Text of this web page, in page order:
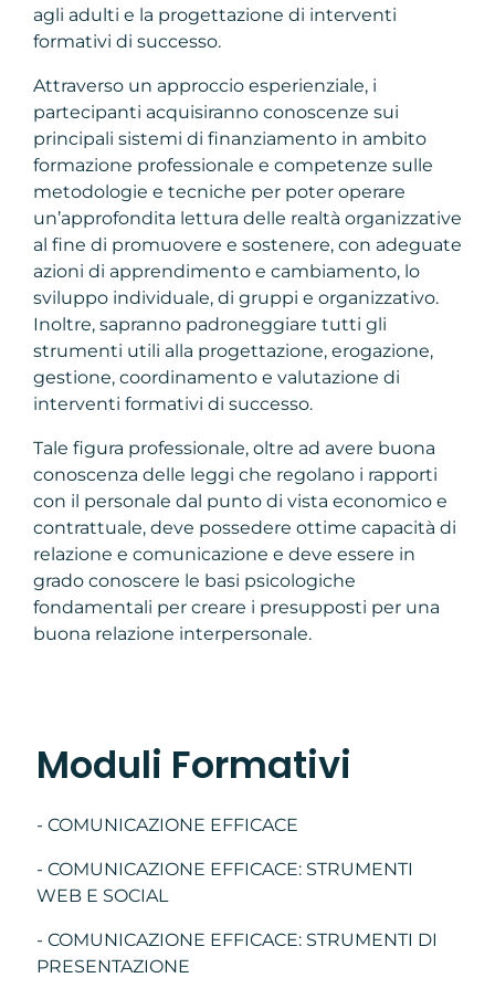
agli adulti e la progettazione di interventi
formativi di successo.
Attraverso un approccio esperienziale, i
partecipanti acquisiranno conoscenze sui
principali sistemi di finanziamento in ambito
formazione professionale e competenze sulle
metodologie e tecniche per poter operare
un’approfondita lettura delle realtà organizzative
al fine di promuovere e sostenere, con adeguate
azioni di apprendimento e cambiamento, lo
sviluppo individuale, di gruppi e organizzativo.
Inoltre, sapranno padroneggiare tutti gli
strumenti utili alla progettazione, erogazione,
gestione, coordinamento e valutazione di
interventi formativi di successo.
Tale figura professionale, oltre ad avere buona
conoscenza delle leggi che regolano i rapporti
con il personale dal punto di vista economico e
contrattuale, deve possedere ottime capacità di
relazione e comunicazione e deve essere in
grado conoscere le basi psicologiche
fondamentali per creare i presupposti per una
buona relazione interpersonale.
Moduli Formativi
- COMUNICAZIONE EFFICACE
- COMUNICAZIONE EFFICACE: STRUMENTI
WEB E SOCIAL
- COMUNICAZIONE EFFICACE: STRUMENTI DI
PRESENTAZIONE